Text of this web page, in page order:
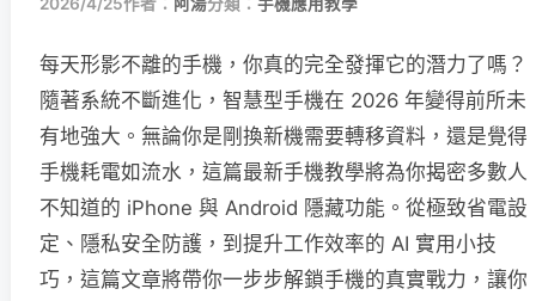
2026/4/25作者： 阿湯分類： 手機應用教學
每天形影不離的手機，你真的完全發揮它的潛力了嗎？
隨著系統不斷進化，智慧型手機在 2026 年變得前所未
有地強大。無論你是剛換新機需要轉移資料，還是覺得
手機耗電如流水，這篇最新手機教學將為你揭密多數人
不知道的 iPhone 與 Android 隱藏功能。從極致省電設
定、隱私安全防護，到提升工作效率的 AI 實用小技
巧，這篇文章將帶你一步步解鎖手機的真實戰力，讓你